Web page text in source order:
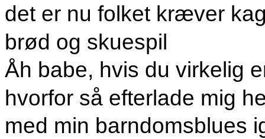
det er nu folket kræver
brød og skuespil
Åh babe, hvis du virkelig
hvorfor så efterlade mig
med min barndomsblues